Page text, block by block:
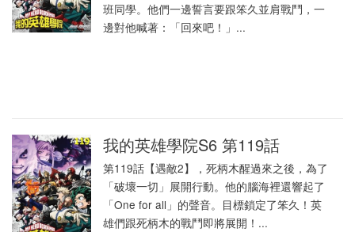
班同學。他們一邊誓言要跟笨久並肩戰鬥，一
邊對他喊著：「回來吧！」...
我的英雄學院S6 第119話
第119話【遇敵2】，死柄木醒過來之後，為了
「破壞一切」展開行動。他的腦海裡還響起了
「One for all」的聲音。目標鎖定了笨久！英
雄們跟死柄木的戰鬥即將展開！...